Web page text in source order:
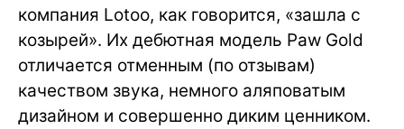
компания Lotoo, как говорится, «зашла с
козырей». Их дебютная модель Paw Gold
отличается отменным (по отзывам)
качеством звука, немного аляповатым
дизайном и совершенно диким ценником.